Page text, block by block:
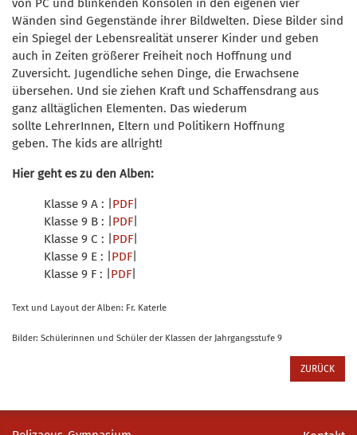
von PC und blinkenden Konsolen in den eigenen vier
Wänden sind Gegenstände ihrer Bildwelten. Diese Bilder sind
ein Spiegel der Lebensrealität unserer Kinder und geben
auch in Zeiten größerer Freiheit noch Hoffnung und
Zuversicht. Jugendliche sehen Dinge, die Erwachsene
übersehen. Und sie ziehen Kraft und Schaffensdrang aus
ganz alltäglichen Elementen. Das wiederum
sollte LehrerInnen, Eltern und Politikern Hoffnung
geben. The kids are allright!
Hier geht es zu den Alben:
Klasse 9 A : | PDF
Klasse 9 B : | PDF
Klasse 9 C : | PDF
Klasse 9 E : | PDF
Klasse 9 F : | PDF
Text und Layout der Alben: Fr. Katerle
Bilder: Schülerinnen und Schüler der Klassen der Jahrgangsstufe 9
ZURÜCK